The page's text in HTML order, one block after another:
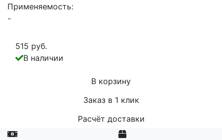
Применяемость:
-
515 руб.
В наличии
В корзину
Заказ в 1 клик
Расчёт доставки